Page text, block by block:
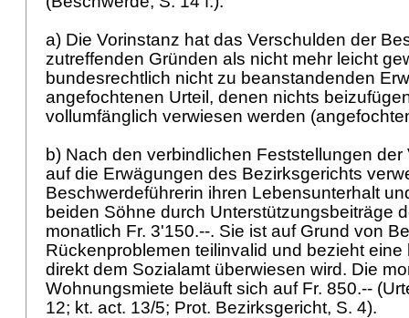
a) Die Vorinstanz hat das Verschulden der
zutreffenden Gründen als nicht mehr leicht
bundesrechtlich nicht zu beanstandenden
angefochtenen Urteil, denen nichts
vollumfänglich verwiesen werden
b) Nach den verbindlichen Feststellungen
auf die Erwägungen des Bezirksgerichts
Beschwerdeführerin ihren Lebensunterhalt
beiden Söhne durch Unterstützungsbeiträge
monatlich Fr. 3'150.--. Sie ist auf Grund von
Rückenproblemen teilinvalid und bezieht eine
direkt dem Sozialamt überwiesen wird. Die
Wohnungsmiete beläuft sich auf Fr. 850.--
12; kt. act. 13/5; Prot. Bezirksgericht, S. 4).